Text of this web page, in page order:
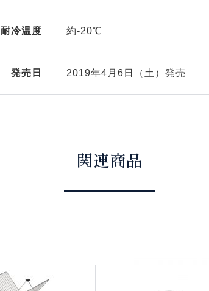
耐冷温度 約-20℃
発売日 2019年4月6日（土）発売
関連商品